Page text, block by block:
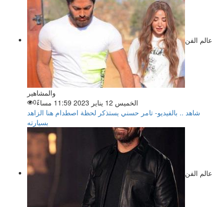
عالم الفن
والمشاهير
الخميس 12 يناير 2023 11:59 مساءً
0
شاهد .. بالفيديو- تامر حسني يستذكر لحظة اصطدام هنا الزاهد
بسيارته
عالم الفن